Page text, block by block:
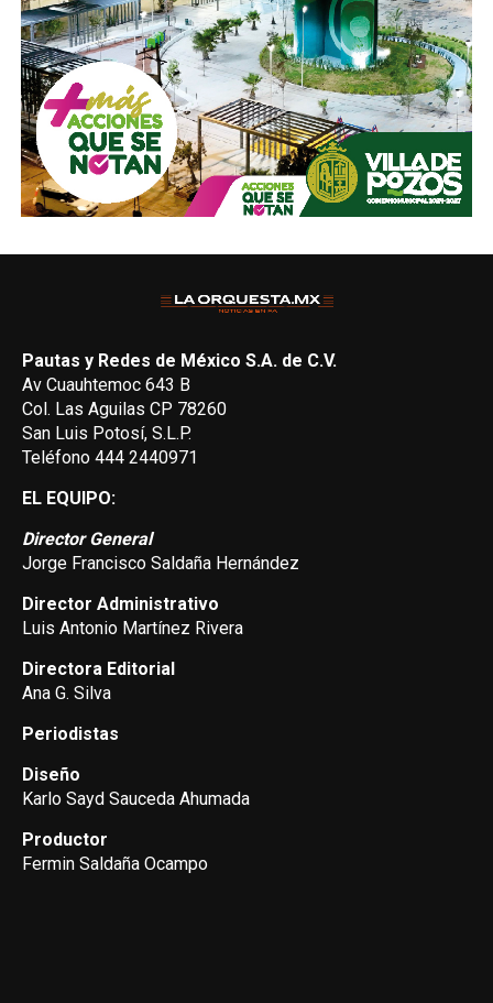
Pautas y Redes de México S.A. de C.V.
Av Cuauhtemoc 643 B
Col. Las Aguilas CP 78260
San Luis Potosí, S.L.P.
Teléfono 444 2440971
EL EQUIPO:
Director General
Jorge Francisco Saldaña Hernández
Director Administrativo
Luis Antonio Martínez Rivera
Directora Editorial
Ana G. Silva
Periodistas
Diseño
Karlo Sayd Sauceda Ahumada
Productor
Fermin Saldaña Ocampo